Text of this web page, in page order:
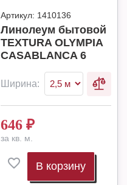
Артикул: 1410136
Линолеум бытовой
TEXTURA OLYMPIA
CASABLANCA 6
Ширина:
646 ₽
за кв. м.
В корзину